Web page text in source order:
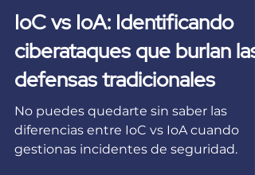
IoC vs IoA: Identificando
ciberataques que burlan las
defensas tradicionales
No puedes quedarte sin saber las
diferencias entre IoC vs IoA cuando